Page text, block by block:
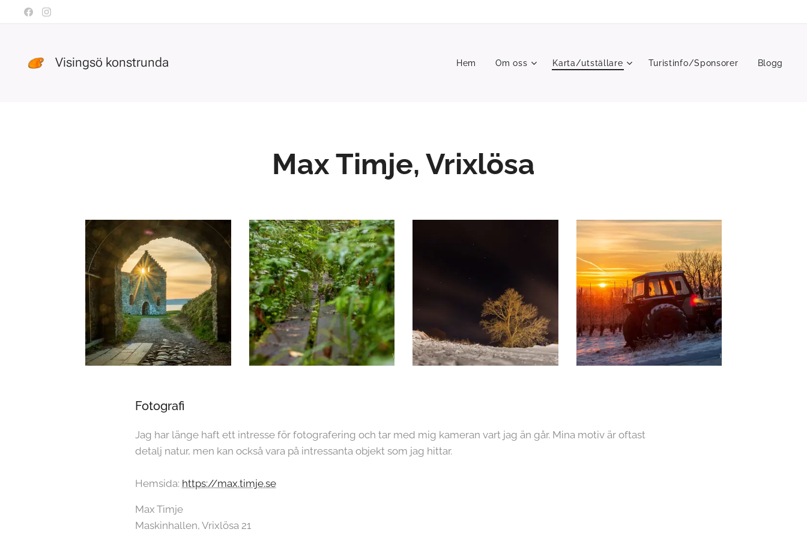
Visingsö konstrunda Hem Om oss Karta/utställare Turistinfo/Sponsorer Blogg
Max Timje, Vrixlösa
Fotografi
Jag har länge haft ett intresse för fotografering och tar med mig kameran vart jag än går. Mina motiv är oftast
detalj natur, men kan också vara på intressanta objekt som jag hittar.
Hemsida: https://max.timje.se
Max Timje
Maskinhallen, Vrixlösa 21